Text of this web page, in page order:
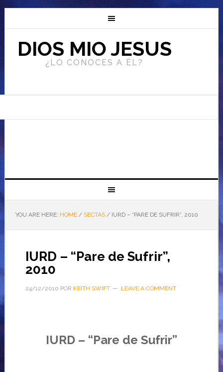
DIOS MIO JESUS
¿LO CONOCES A ÉL?
YOU ARE HERE: HOME / SECTAS /IURD – “PARE DE SUFRIR”, 2010
IURD – “Pare de Sufrir”,
2010
24/12/2010 POR KEITH SWIFT LEAVE A COMMENT
IURD – “Pare de Sufrir”